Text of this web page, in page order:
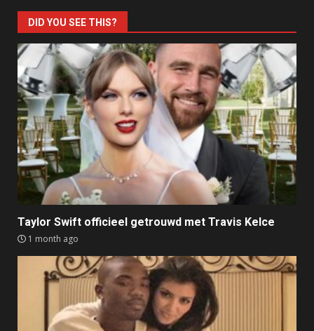
DID YOU SEE THIS?
Taylor Swift officieel getrouwd met Travis Kelce
1 month ago